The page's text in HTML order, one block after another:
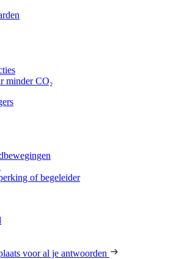
minder CO₂
of begeleider
voor al je antwoorden